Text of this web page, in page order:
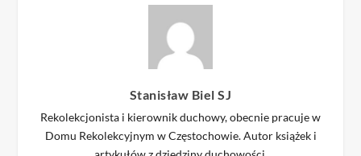
Stanisław Biel SJ
Rekolekcjonista i kierownik duchowy, obecnie pracuje w
Domu Rekolekcyjnym w Częstochowie. Autor książek i